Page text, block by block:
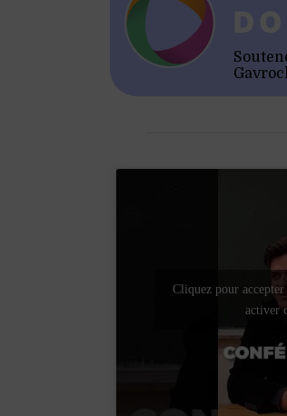
Cliquez pour
activer